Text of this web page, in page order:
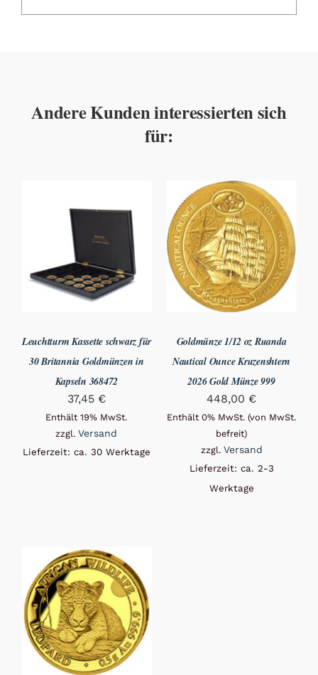
Andere Kunden interessierten sich
für:
Leuchtturm Kassette schwarz für
30 Britannia Goldmünzen in
Kapseln 368472
37,45 €
Enthält 19% MwSt.
zzgl.Versand
Lieferzeit: ca. 30 Werktage
Goldmünze 1/12 oz Ruanda
Nautical Ounce Kruzenshtern
2026 Gold Münze 999
448,00 €
Enthält 0% MwSt. (von MwSt.
befreit)
zzgl. Versand
Lieferzeit: ca. 2-3
Werktage